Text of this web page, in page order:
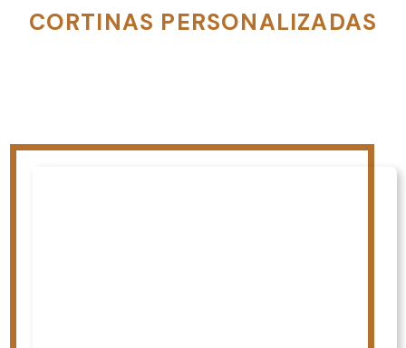
CORTINAS PERSONALIZADAS